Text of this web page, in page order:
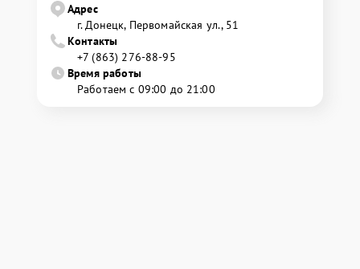
Адрес
г. Донецк, Первомайская ул., 51
Контакты
+7 (863) 276-88-95
Время работы
Работаем с 09:00 до 21:00